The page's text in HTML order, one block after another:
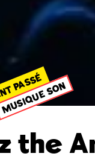
PASSÉ
MUSIQUE SON
the